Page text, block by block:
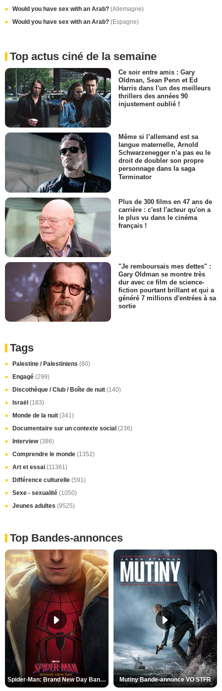
Would you have sex with an Arab? (Allemagne)
Would you have sex with an Arab? (Espagne)
Top actus ciné de la semaine
Ce soir entre amis : Gary
Oldman, Sean Penn et Ed
Harris dans l'un des meilleurs
thrillers des années 90
injustement oublié !
Même si l’allemand est sa
langue maternelle, Arnold
Schwarzenegger n’a pas eu le
droit de doubler son propre
personnage dans la saga
Terminator
Plus de 300 films en 47 ans de
carrière : c'est l'acteur qu'on a
le plus vu dans le cinéma
français !
"Je remboursais mes dettes" :
Gary Oldman se montre très
dur avec ce film de science-
fiction pourtant brillant et qui a
généré 7 millions d'entrées à sa
sortie
Tags
Palestine / Palestiniens (80)
Engagé (299)
Discothèque / Club / Boîte de nuit (140)
Israël (183)
Monde de la nuit (341)
Documentaire sur un contexte social (236)
Interview(386)
Comprendre le monde (1352)
Art et essai (11361)
Différence culturelle (591)
Sexe - sexualité (1050)
Jeunes adultes (9525)
Top Bandes-annonces
Spider-Man: Brand New Day Bande-annonce VO STFR Mutiny Bande-annonce VO STFR